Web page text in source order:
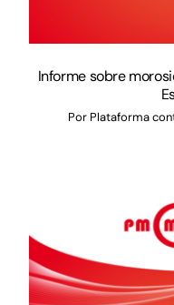
Informe sobre
Por Plataforma